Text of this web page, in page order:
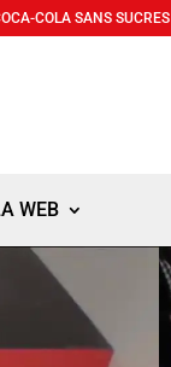
COLA SANS SUCRES
WEB